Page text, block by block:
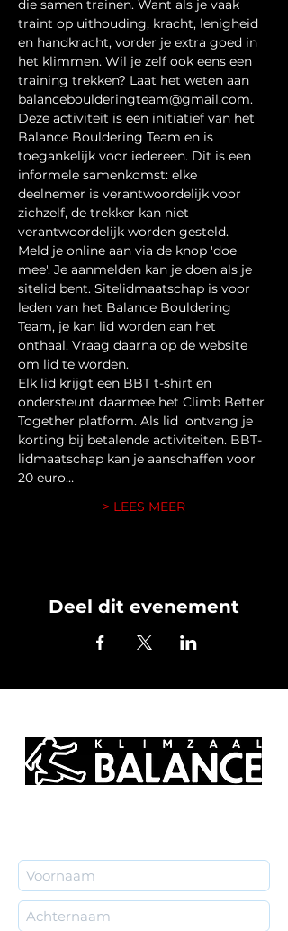
die samen trainen. Want als je vaak
traint op uithouding, kracht, lenigheid
en handkracht, vorder je extra goed in
het klimmen. Wil je zelf ook eens een
training trekken? Laat het weten aan
balanceboulderingteam@gmail.com.
Deze activiteit is een initiatief van het
Balance Bouldering Team en is
toegankelijk voor iedereen. Dit is een
informele samenkomst: elke
deelnemer is verantwoordelijk voor
zichzelf, de trekker kan niet
verantwoordelijk worden gesteld.
Meld je online aan via de knop 'doe
mee'. Je aanmelden kan je doen als je
sitelid bent. Sitelidmaatschap is voor
leden van het Balance Bouldering
Team, je kan lid worden aan het
onthaal. Vraag daarna op de website
om lid te worden.
Elk lid krijgt een BBT t-shirt en
ondersteunt daarmee het Climb Better
Together platform. Als lid  ontvang je
korting bij betalende activiteiten. BBT-
lidmaatschap kan je aanschaffen voor
20 euro…
> LEES MEER
Deel dit evenement